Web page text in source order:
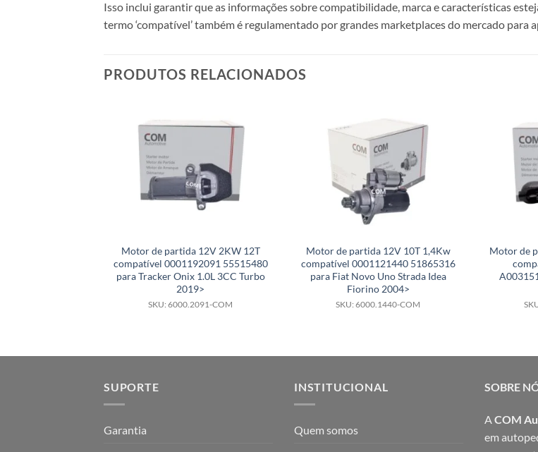
Isso inclui garantir que as informações sobre compatibilidade, marca e características
termo ‘compatível’ também é regulamentado por grandes marketplaces do mercado
PRODUTOS RELACIONADOS
Motor de partida 12V 2KW 12T
compatível 0001192091 55515480
para Tracker Onix 1.0L 3CC Turbo
2019>
SKU: 6000.2091-COM
Motor de partida 12V 10T 1,4Kw
compatível 0001121440 51865316
para Fiat Novo Uno Strada Idea
Fiorino 2004>
SKU: 6000.1440-COM
Motor de
SUPORTE
Garantia
INSTITUCIONAL
Quem somos
SOBRE
ACOM
em